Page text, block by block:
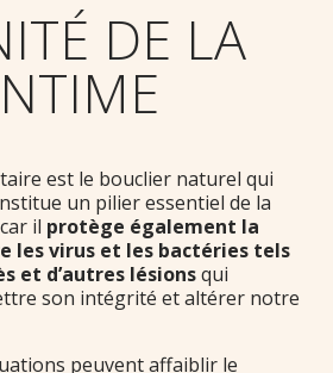
DE LA
est le bouclier naturel qui
un pilier essentiel de la
il protège également la
les virus et les bactéries tels
et d’autres lésionsqui
son intégrité et altérer notre
peuvent affaiblir le